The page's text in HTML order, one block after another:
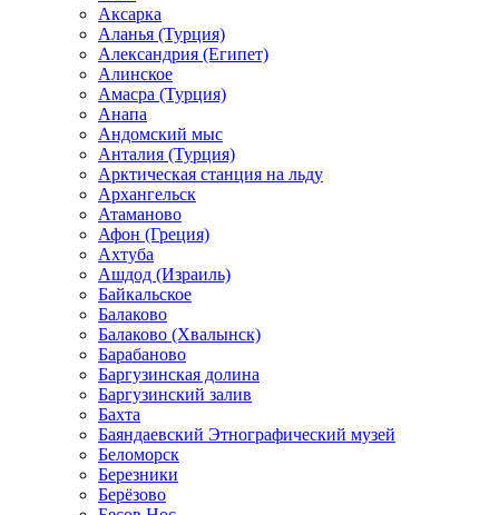
Аксарка
Аланья (Турция)
Александрия (Египет)
Алинское
Амасра (Турция)
Анапа
Андомский мыс
Анталия (Турция)
Арктическая станция на льду
Архангельск
Атаманово
Афон (Греция)
Ахтуба
Ашдод (Израиль)
Байкальское
Балаково
Балаково (Хвалынск)
Барабаново
Баргузинская долина
Баргузинский залив
Бахта
Баяндаевский Этнографический музей
Беломорск
Березники
Берёзово